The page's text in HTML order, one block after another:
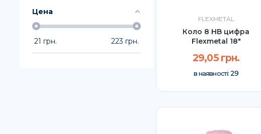
Цена
21 грн. 223 грн.
FLEXMETAL
Коло 8 HB цифра
Flexmetal 18"
29,05 грн.
в наявності: 29